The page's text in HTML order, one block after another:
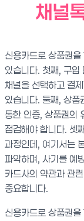
신용카드로 상품권
있습니다. 첫째, 구입
채널을 선택하고 결
있습니다. 둘째, 상품
통한 인증, 상품권의
점검해야 합니다. 셋
과정인데, 여기서는
파악하며, 사기를 예
카드사의 약관과 관
중요합니다.
신용카드로 상품권